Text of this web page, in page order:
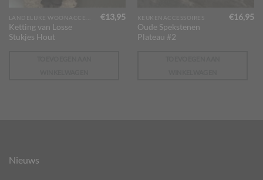
Ketting van Losse
Stukjes Hout
€13,95 KEUKENACCESSOIRES
Oude Spekstenen
Plateau #2
€16,95
Nieuws